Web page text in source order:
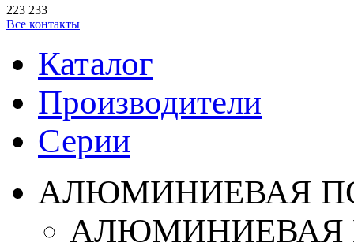
223 233
Все контакты
Каталог
Производители
Серии
АЛЮМИНИЕВАЯ
АЛЮМИНИЕВАЯ